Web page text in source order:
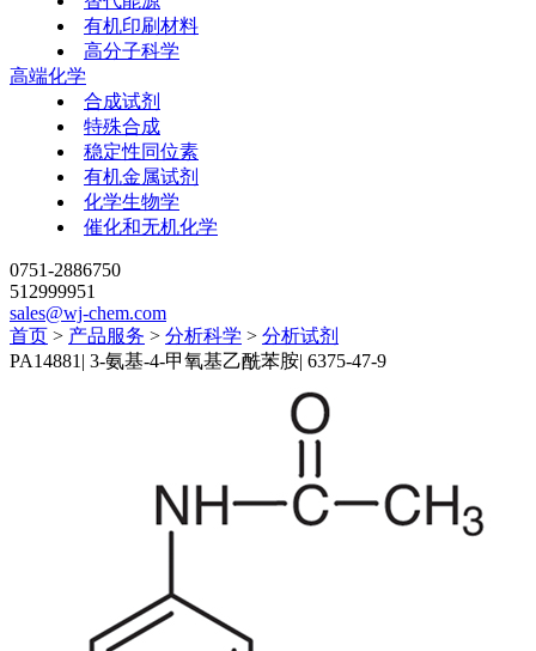
有机印刷材料
高分子科学
高端化学
合成试剂
特殊合成
稳定性同位素
有机金属试剂
化学生物学
催化和无机化学
0751-2886750
512999951
sales@wj-chem.com
首页 > 产品服务 > 分析科学 > 分析试剂
PA14881 | 3-氨基-4-甲氧基乙酰苯胺| 6375-47-9